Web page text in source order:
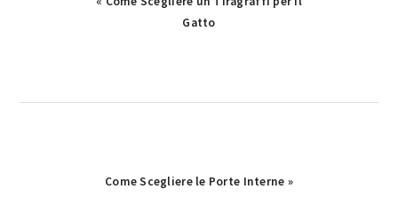
Gatto
Next
Come Scegliere le Porte Interne »